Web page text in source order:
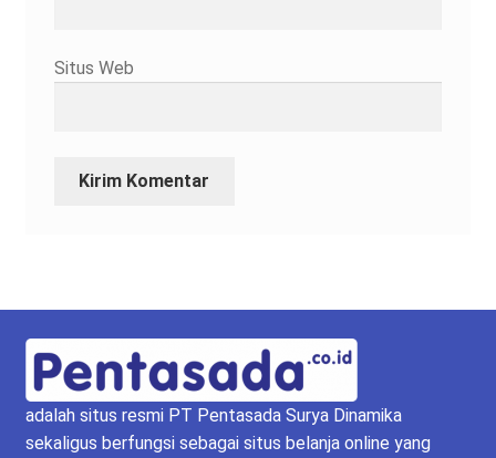
Situs Web
adalah situs resmi PT Pentasada Surya Dinamika
sekaligus berfungsi sebagai situs belanja online yang